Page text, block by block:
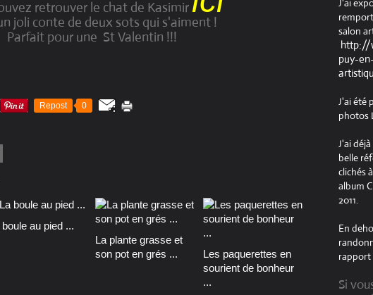
retrouver le chat de Kasimir
joli conte de deux sots qui s'aiment !
Parfait pour une St Valentin !!!
Repost 0
boule au pied ...
La plante grasse et
son pot en grés ...
Les paquerettes en
sourient de bonheur
...
J'ai
salon
http://
puy-
J'ai été
photos
J'ai
belle
clichés
album
2011.
En
rapport
Si